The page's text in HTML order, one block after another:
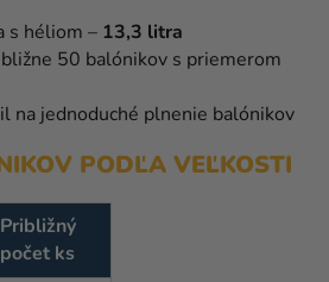
s héliom – 13,3 litra
50 balónikov s priemerom
na jednoduché plnenie balónikov
PODĽA VEĽKOSTI
Približný
počet ks